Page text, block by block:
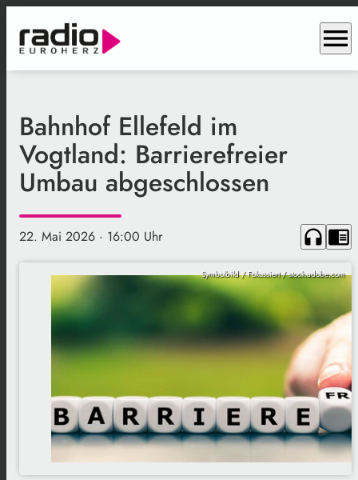
menu
Bahnhof Ellefeld im
Vogtland: Barrierefreier
Umbau abgeschlossen
22. Mai 2026 · 16:00 Uhr headphones chrome_reader_mode
Symbolbild / Fokussiert / stock.adobe.com